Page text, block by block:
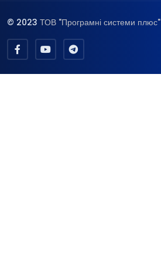
© 2023 ТОВ "Програмні системи плюс"